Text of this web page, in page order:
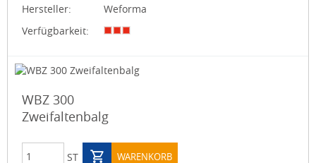
Hersteller:
Weforma
Verfügbarkeit:
WBZ 300
Zweifaltenbalg
ST WARENKORB